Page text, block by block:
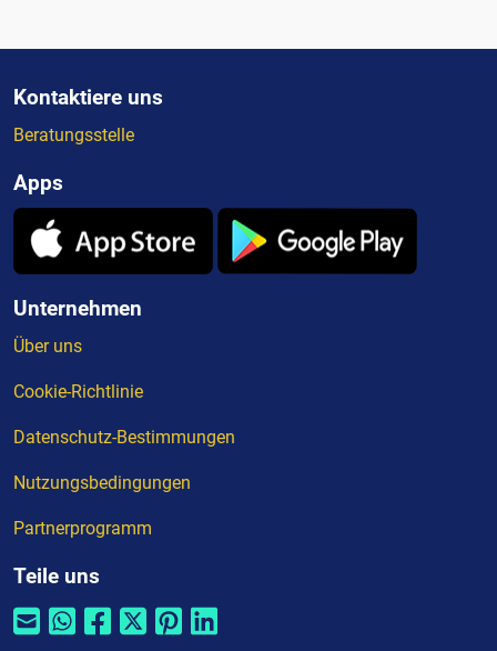
Kontaktiere uns
Beratungsstelle
Apps
Unternehmen
Über uns
Cookie-Richtlinie
Datenschutz-Bestimmungen
Nutzungsbedingungen
Partnerprogramm
Teile uns